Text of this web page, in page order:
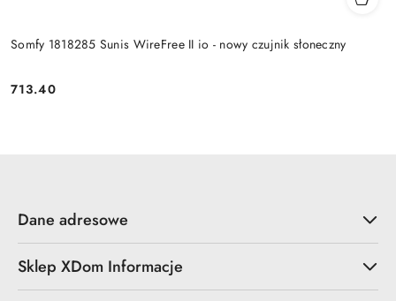
Somfy 1818285 Sunis WireFree II io - nowy czujnik słoneczny
Cena:
713.40
Dane adresowe
Sklep XDom Informacje